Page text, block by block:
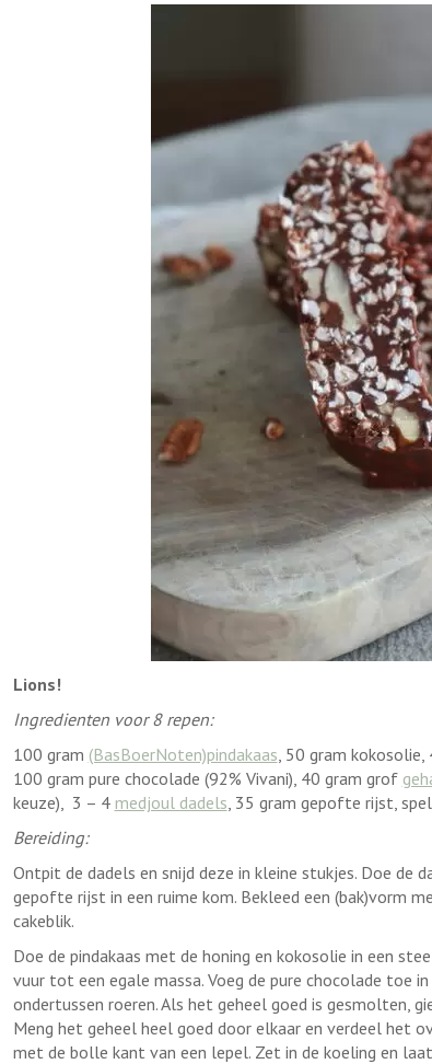
Lions!
Ingredienten voor 8 repen:
100 gram (BasBoerNoten)pindakaas, 50 gram
100 gram pure chocolade (92% Vivani), 40 gram grof
keuze), 3 – 4 medjoul dadels, 35 gram gepofte rijst,
Bereiding:
Ontpit de dadels en snijd deze in kleine stukjes. Doe de
gepofte rijst in een ruime kom. Bekleed een (bak)vorm
cakeblik.
Doe de pindakaas met de honing en kokosolie in een
vuur tot een egale massa. Voeg de pure chocolade toe
ondertussen roeren. Als het geheel goed is gesmolten,
Meng het geheel heel goed door elkaar en verdeel het
met de bolle kant van een lepel. Zet in de koeling en